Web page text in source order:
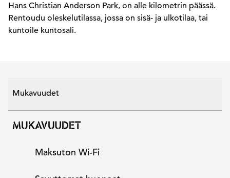
Hans Christian Anderson Park, on alle kilometrin päässä.
Rentoudu oleskelutilassa, jossa on sisä- ja ulkotilaa, tai
kuntoile kuntosali.
Mukavuudet
MUKAVUUDET
Maksuton Wi-Fi